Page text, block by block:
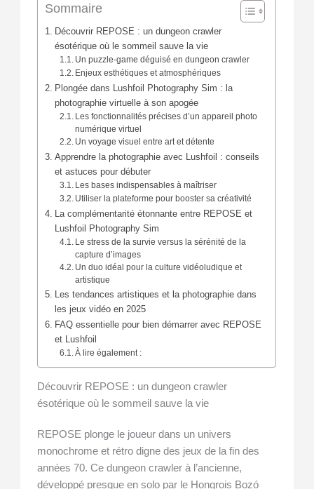
Sommaire
Découvrir REPOSE : un dungeon crawler
ésotérique où le sommeil sauve la vie
Un puzzle-game déguisé en dungeon crawler
Enjeux esthétiques et atmosphériques
Plongée dans Lushfoil Photography Sim : la
photographie virtuelle à son apogée
Les fonctionnalités précises d’un appareil photo
numérique virtuel
Un voyage visuel entre art et détente
Apprendre la photographie avec Lushfoil : conseils
et astuces pour débuter
Les bases indispensables à maîtriser
Utiliser la plateforme pour booster sa créativité
La complémentarité étonnante entre REPOSE et
Lushfoil Photography Sim
Le stress de la survie versus la sérénité de la
capture d’images
Un duo idéal pour la culture vidéoludique et
artistique
Les tendances artistiques et la photographie dans
les jeux vidéo en 2025
FAQ essentielle pour bien démarrer avec REPOSE
et Lushfoil
À lire également :
Découvrir REPOSE : un dungeon crawler
ésotérique où le sommeil sauve la vie
REPOSE plonge le joueur dans un univers
monochrome et rétro digne des jeux de la fin des
années 70. Ce dungeon crawler à l’ancienne,
développé presque en solo par le Hongrois Bozó